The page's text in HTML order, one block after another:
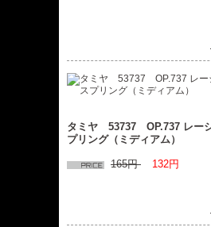
タミヤ 53737 OP.737 レー
プリング（ミディアム）
165円 132円